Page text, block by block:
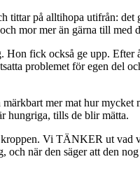
tittar på alltihopa utifrån:
mor mer än gärna till med
fick också ge upp.
problemet för egen
mer mat hur
hungriga, tills de blir mätta.
Vi TÄNKER ut vad
när den säger att den